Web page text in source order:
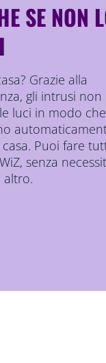
SE NON
Grazie alla
gli intrusi non
luci in modo
Puoi fare
senza
altro.